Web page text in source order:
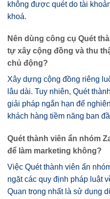
không được quét do tài
khoá.
Nên dùng công cụ Quét
tự xây cộng đồng và thu
chủ động?
Xây dựng cộng đồng riêng
lâu dài. Tuy nhiên, Quét
giải pháp ngắn hạn để
khách hàng tiềm năng ban
Quét thành viên ẩn nhóm
để làm marketing không?
Việc Quét thành viên ẩn
ngặt các quy định pháp luật
Quan trọng nhất là sử dụng